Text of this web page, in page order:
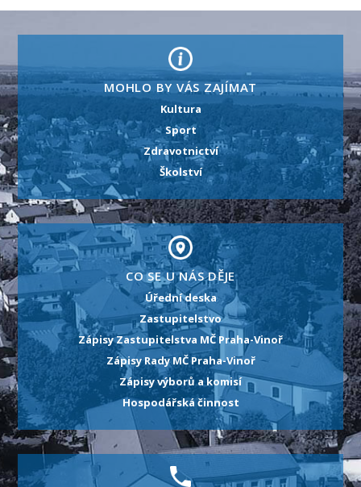
MOHLO BY VÁS ZAJÍMAT
Kultura
Sport
Zdravotnictví
Školství
CO SE U NÁS DĚJE
Úřední deska
Zastupitelstvo
Zápisy Zastupitelstva MČ Praha-Vinoř
Zápisy Rady MČ Praha-Vinoř
Zápisy výborů a komisí
Hospodářská činnost